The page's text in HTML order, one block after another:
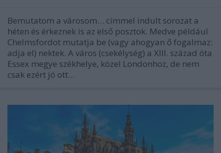
Bemutatom a városom… címmel indult sorozat a
héten és érkeznek is az első posztok. Medve például
Chelmsfordot mutatja be (vagy ahogyan ő fogalmaz:
adja el) nektek. A város (csekélység) a XIII. század óta
Essex megye székhelye, közel Londonhoz, de nem
csak ezért jó ott…